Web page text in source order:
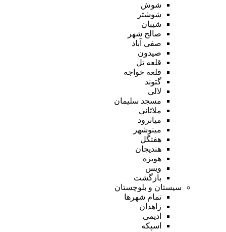
شوش
شوشتر
شیبان
صالح شهر
صفی آباد
صیدون
قلعه تل
قلعه خواجه
گتوند
لالی
مسجد سلیمان
ملاثانی
میانرود
مینوشهر
هفتگل
هندیجان
هویزه
ویس
بازگشت
سیستان و بلوچستان
تمام شهر‌ها
زاهدان
ادیمی
اسپکه